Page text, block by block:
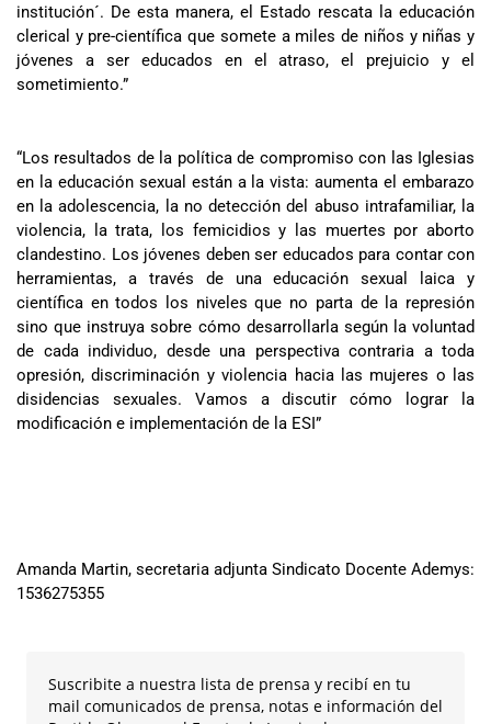
institución´. De esta manera, el Estado rescata la educación
clerical y pre-científica que somete a miles de niños y niñas y
jóvenes a ser educados en el atraso, el prejuicio y el
sometimiento.”
“Los resultados de la política de compromiso con las Iglesias
en la educación sexual están a la vista: aumenta el embarazo
en la adolescencia, la no detección del abuso intrafamiliar, la
violencia, la trata, los femicidios y las muertes por aborto
clandestino. Los jóvenes deben ser educados para contar con
herramientas, a través de una educación sexual laica y
científica en todos los niveles que no parta de la represión
sino que instruya sobre cómo desarrollarla según la voluntad
de cada individuo, desde una perspectiva contraria a toda
opresión, discriminación y violencia hacia las mujeres o las
disidencias sexuales. Vamos a discutir cómo lograr la
modificación e implementación de la ESI”
Amanda Martin, secretaria adjunta Sindicato Docente Ademys:
1536275355
Suscribite a nuestra lista de prensa y recibí en tu
mail comunicados de prensa, notas e información del